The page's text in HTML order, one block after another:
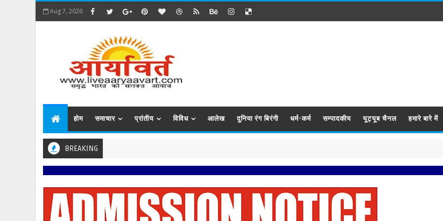
Aug 7, 2026
होम समाचार प्रांतीय विविध आलेख दुनिया रंग बिरंगी धर्म-कर्म सम्पादकीय यूट्यूब चैनल हमारे बारे में
BREAKING
प्रबिसि